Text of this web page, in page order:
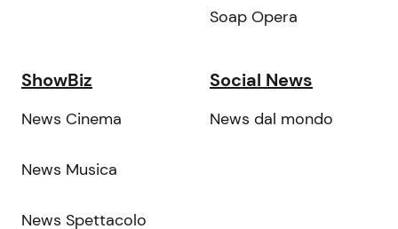
Soap Opera
ShowBiz
News Cinema
News Musica
News Spettacolo
Social News
News dal mondo